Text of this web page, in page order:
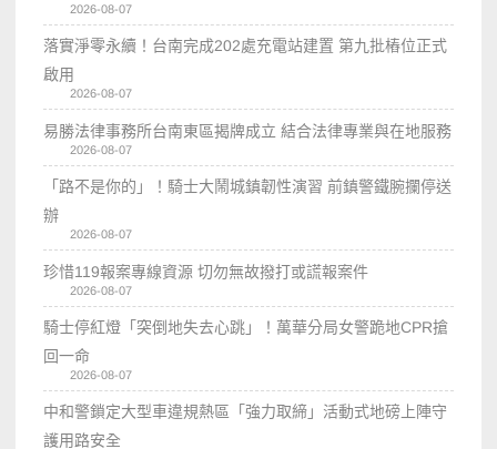
2026-08-07
落實淨零永續！台南完成202處充電站建置 第九批樁位正式
啟用
2026-08-07
易勝法律事務所台南東區揭牌成立 結合法律專業與在地服務
2026-08-07
「路不是你的」！騎士大鬧城鎮韌性演習 前鎮警鐵腕攔停送
辦
2026-08-07
珍惜119報案專線資源 切勿無故撥打或謊報案件
2026-08-07
騎士停紅燈「突倒地失去心跳」！萬華分局女警跪地CPR搶
回一命
2026-08-07
中和警鎖定大型車違規熱區「強力取締」活動式地磅上陣守
護用路安全